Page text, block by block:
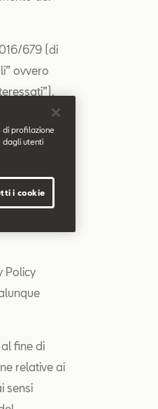
679 (di
ovvero
soggetta
del
siti web
Policy
fine di
relative ai
sensi
di profilazione
dagli utenti
i cookie